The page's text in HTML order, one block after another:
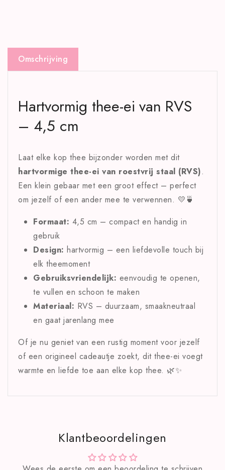
Omschrijving
Hartvormig thee-ei van RVS
– 4,5 cm
Laat elke kop thee bijzonder worden met dit
hartvormige thee-ei van roestvrij staal (RVS).
Een klein gebaar met een groot effect – perfect
om jezelf of een ander mee te verwennen. 💛🍵
Formaat: 4,5 cm – compact en handig in
gebruik
Design: hartvormig – een liefdevolle touch bij
elk theemoment
Gebruiksvriendelijk: eenvoudig te openen,
te vullen en schoon te maken
Materiaal: RVS – duurzaam, smaakneutraal
en gaat jarenlang mee
Of je nu geniet van een rustig moment voor jezelf
of een origineel cadeautje zoekt, dit thee-ei voegt
warmte en liefde toe aan elke kop thee. 🌿✨
Klantbeoordelingen